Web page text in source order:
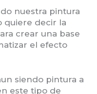
nuestra pintura
quiere decir la
crear una base
el efecto
siendo pintura a
este tipo de